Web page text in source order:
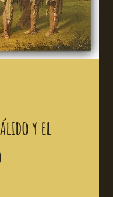
y el